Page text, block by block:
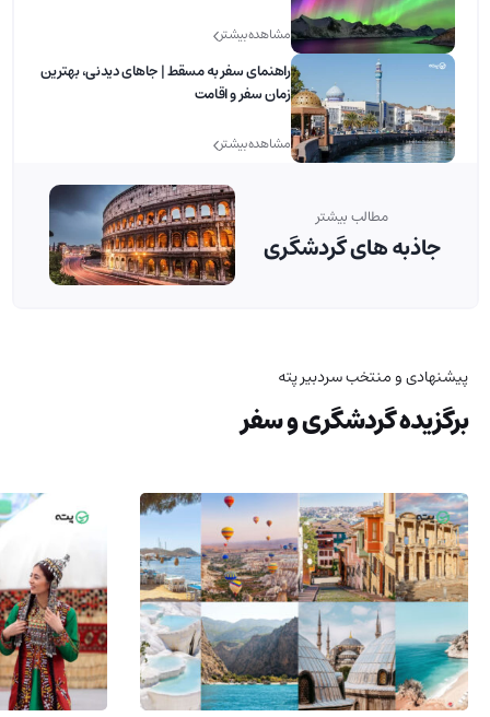
مشاهده بیشتر
راهنمای سفر به مسقط | جاهای دیدنی، بهترین
زمان سفر و اقامت
مشاهده بیشتر
مطالب بیشتر
جاذبه های گردشگری
پیشنهادی و منتخب سردبیر پته
برگزیده گردشگری و سفر